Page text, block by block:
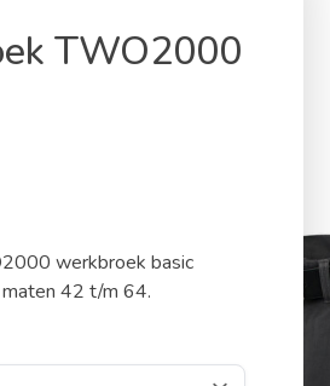
TWO2000
werkbroek basic
42 t/m 64.